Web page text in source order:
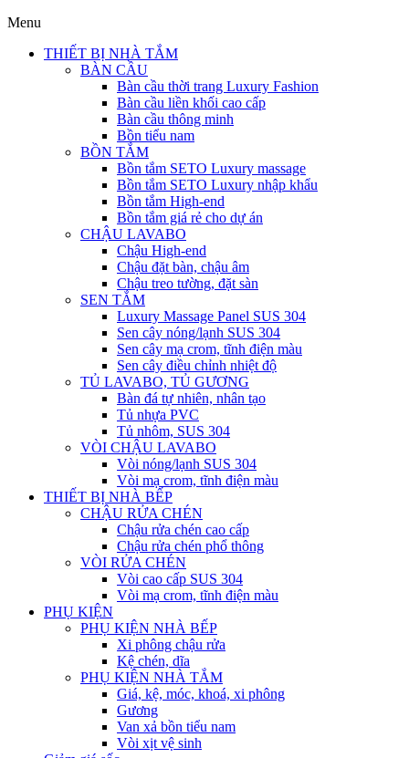
Menu
THIẾT BỊ NHÀ TẮM
BÀN CẦU
Bàn cầu thời trang Luxury Fashion
Bàn cầu liền khối cao cấp
Bàn cầu thông minh
Bồn tiểu nam
BỒN TẮM
Bồn tắm SETO Luxury massage
Bồn tắm SETO Luxury nhập khẩu
Bồn tắm High-end
Bồn tắm giá rẻ cho dự án
CHẬU LAVABO
Chậu High-end
Chậu đặt bàn, chậu âm
Chậu treo tường, đặt sàn
SEN TẮM
Luxury Massage Panel SUS 304
Sen cây nóng/lạnh SUS 304
Sen cây mạ crom, tĩnh điện màu
Sen cây điều chỉnh nhiệt độ
TỦ LAVABO, TỦ GƯƠNG
Bàn đá tự nhiên, nhân tạo
Tủ nhựa PVC
Tủ nhôm, SUS 304
VÒI CHẬU LAVABO
Vòi nóng/lạnh SUS 304
Vòi mạ crom, tĩnh điện màu
THIẾT BỊ NHÀ BẾP
CHẬU RỬA CHÉN
Chậu rửa chén cao cấp
Chậu rửa chén phổ thông
VÒI RỬA CHÉN
Vòi cao cấp SUS 304
Vòi mạ crom, tĩnh điện màu
PHỤ KIỆN
PHỤ KIỆN NHÀ BẾP
Xi phông chậu rửa
Kệ chén, dĩa
PHỤ KIỆN NHÀ TẮM
Giá, kệ, móc, khoá, xi phông
Gương
Van xả bồn tiểu nam
Vòi xịt vệ sinh